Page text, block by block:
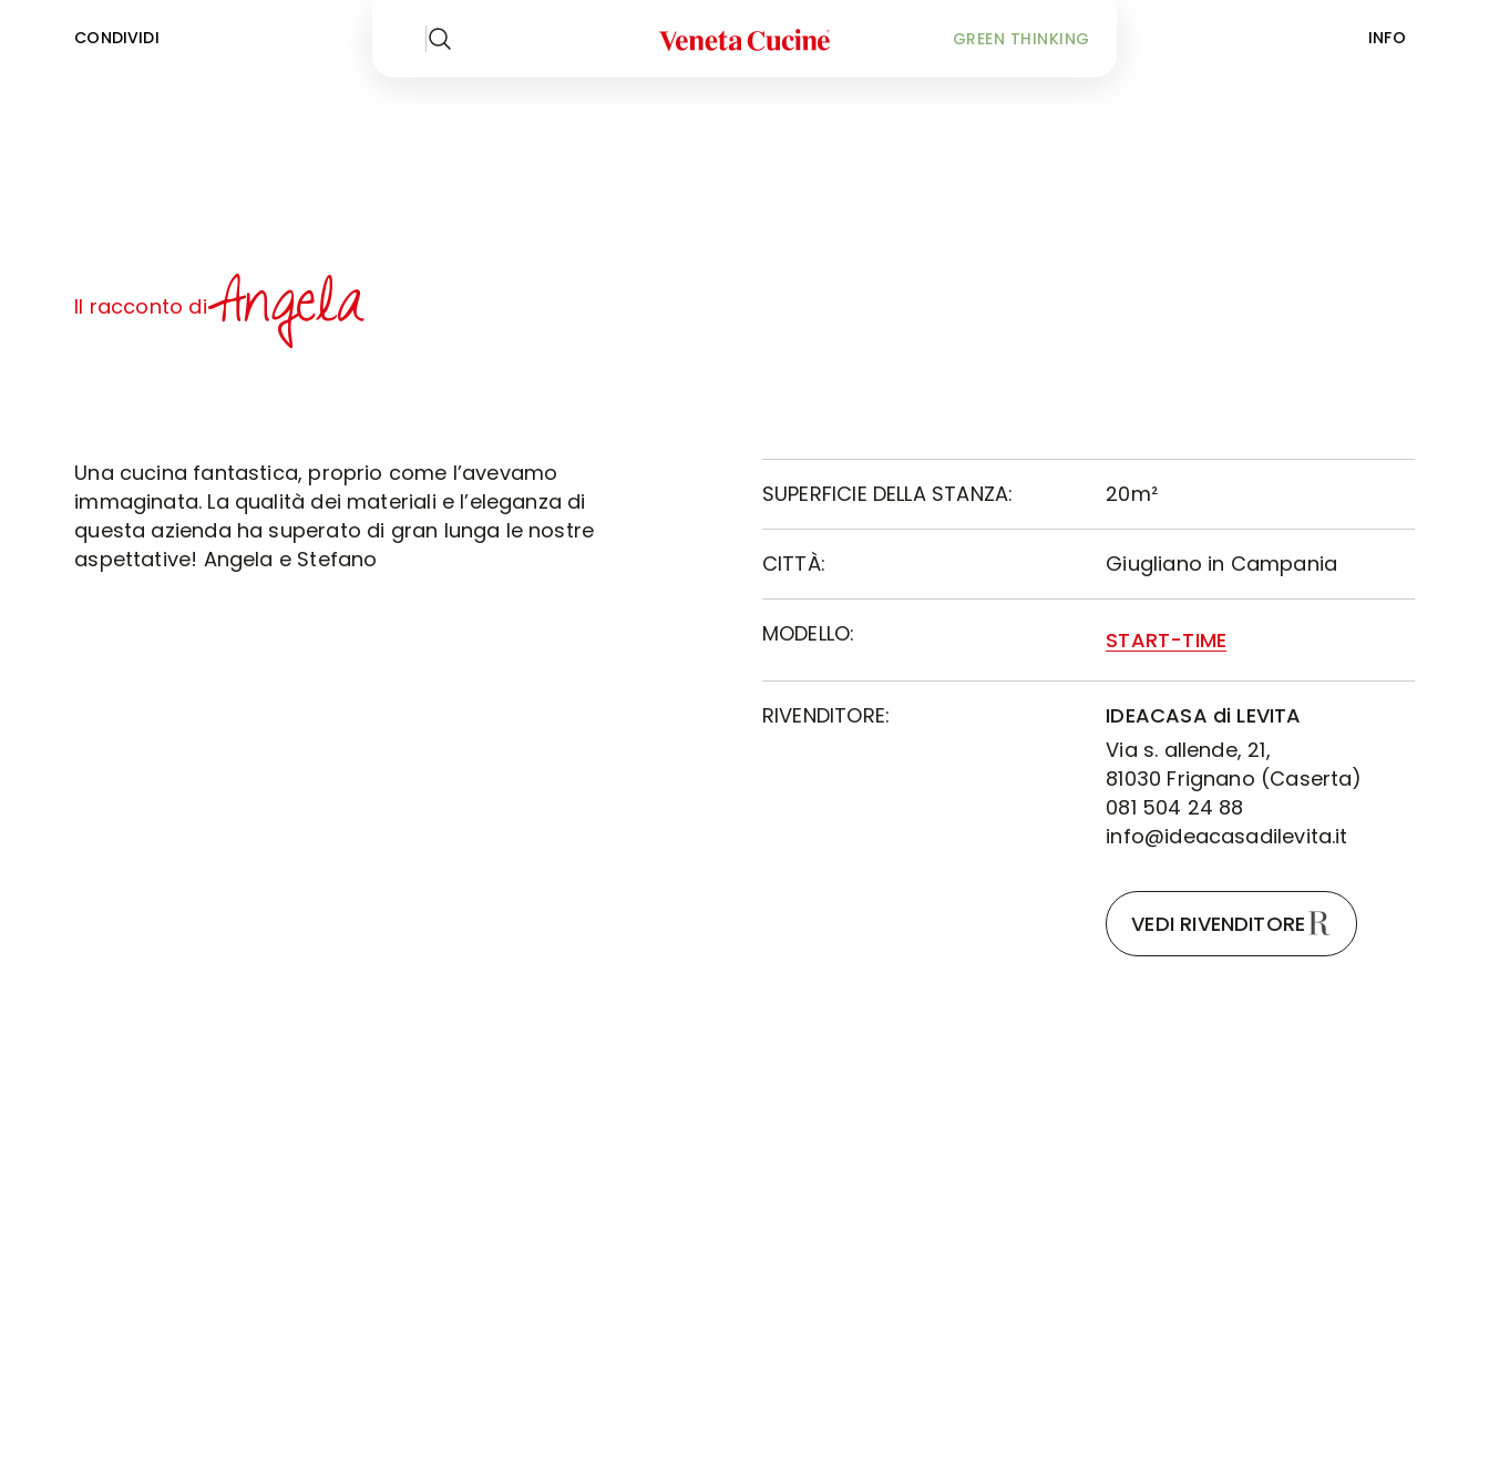
CONDIVIDI INFO
Veneta Cucine GREEN THINKING
Il racconto diAngela
Una cucina fantastica, proprio come l’avevamo
immaginata. La qualità dei materiali e l’eleganza di
questa azienda ha superato di gran lunga le nostre
aspettative! Angela e Stefano
SUPERFICIE DELLA STANZA: 20m²
CITTÀ: Giugliano in Campania
MODELLO: START-TIME
RIVENDITORE:
IDEACASA di LEVITA
Via s. allende, 21,
81030 Frignano (Caserta)
081 504 24 88
info@ideacasadilevita.it
VEDI RIVENDITORE